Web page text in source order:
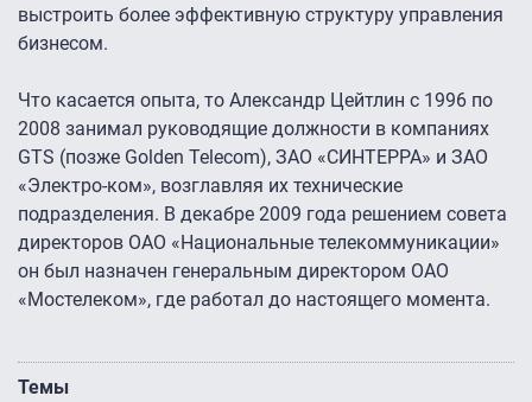
выстроить более эффективную структуру управления
бизнесом.
Что касается опыта, то Александр Цейтлин с 1996 по
2008 занимал руководящие должности в компаниях
GTS (позже Golden Telecom), ЗАО «СИНТЕРРА» и ЗАО
«Электро-ком», возглавляя их технические
подразделения. В декабре 2009 года решением совета
директоров ОАО «Национальные телекоммуникации»
он был назначен генеральным директором ОАО
«Мостелеком», где работал до настоящего момента.
Темы